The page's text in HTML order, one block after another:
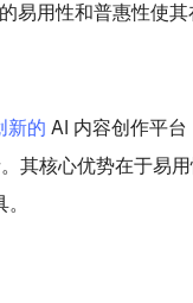
易用性和普惠性使
新的 AI 内容创作平
其核心优势在于易